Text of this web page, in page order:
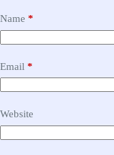
Name *
Email *
Website